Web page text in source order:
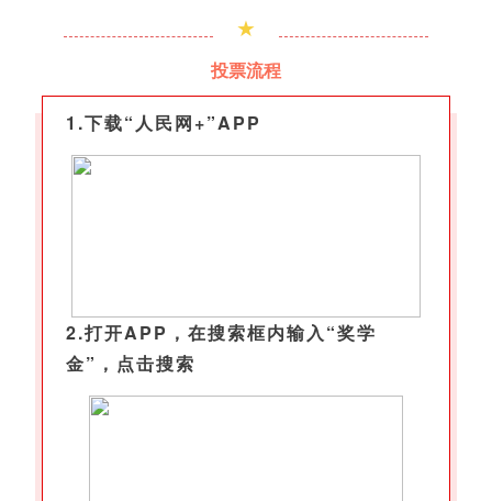
★
投票流程
1.下载“人民网+”APP
2.打开APP，在搜索框内输入“奖学
金”，点击搜索